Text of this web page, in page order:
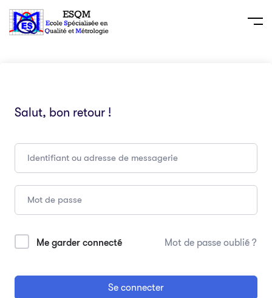
Salut, bon retour !
Me garder connecté Mot de passe oublié ?
Se connecter